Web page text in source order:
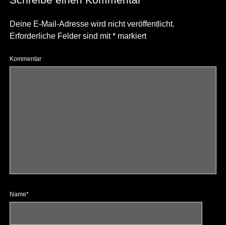
Deine E-Mail-Adresse wird nicht veröffentlicht.
Erforderliche Felder sind mit*markiert
Kommentar
Name*